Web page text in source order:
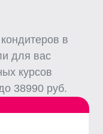
в
для вас
курсов
38990 руб.